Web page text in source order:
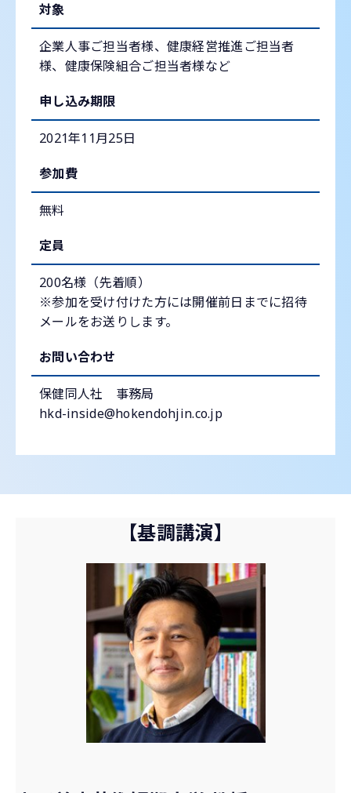
対象
企業人事ご担当者様、健康経営推進ご担当者
様、健康保険組合ご担当者様など
申し込み期限
2021年11月25日
参加費
無料
定員
200名様（先着順）
※参加を受け付けた方には開催前日までに招待
メールをお送りします。
お問い合わせ
保健同人社 事務局
hkd-inside@hokendohjin.co.jp
【基調講演】